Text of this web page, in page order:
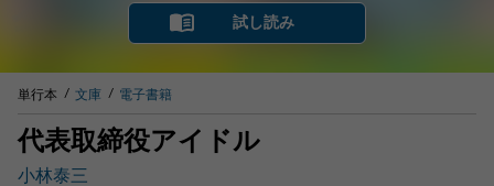
試し読み
単行本 文庫 電子書籍
代表取締役アイドル
小林泰三